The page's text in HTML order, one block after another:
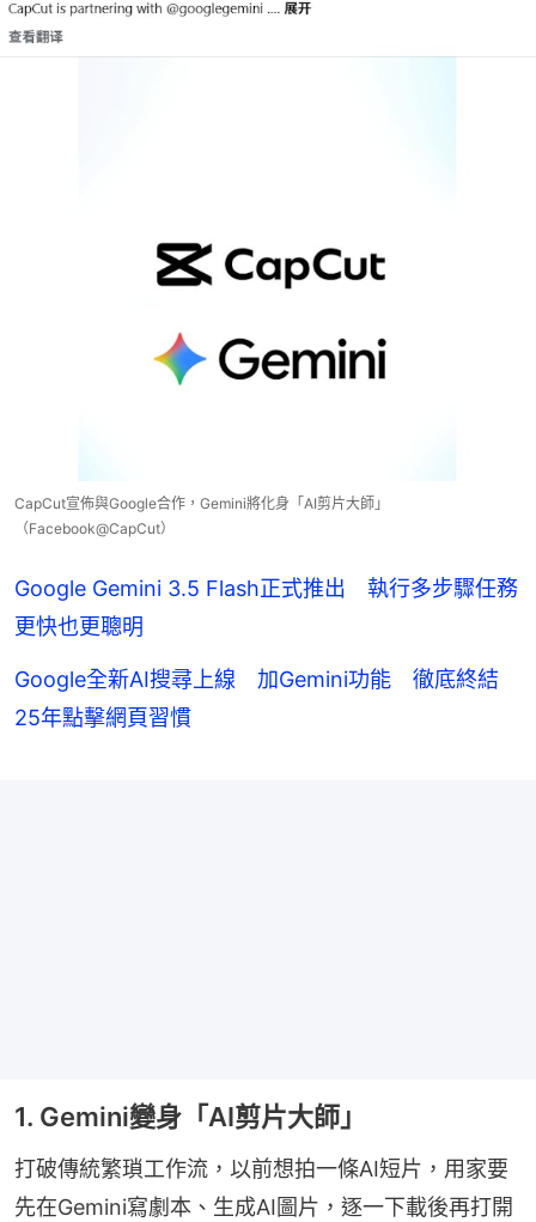
CapCut宣佈與Google合作，Gemini將化身「AI剪片大師」
（Facebook@CapCut）
Google Gemini 3.5 Flash正式推出 執行多步驟任務
更快也更聰明
Google全新AI搜尋上線 加Gemini功能 徹底終結
25年點擊網頁習慣
1. Gemini變身「AI剪片大師」
打破傳統繁瑣工作流，以前想拍一條AI短片，用家要
先在Gemini寫劇本、生成AI圖片，逐一下載後再打開